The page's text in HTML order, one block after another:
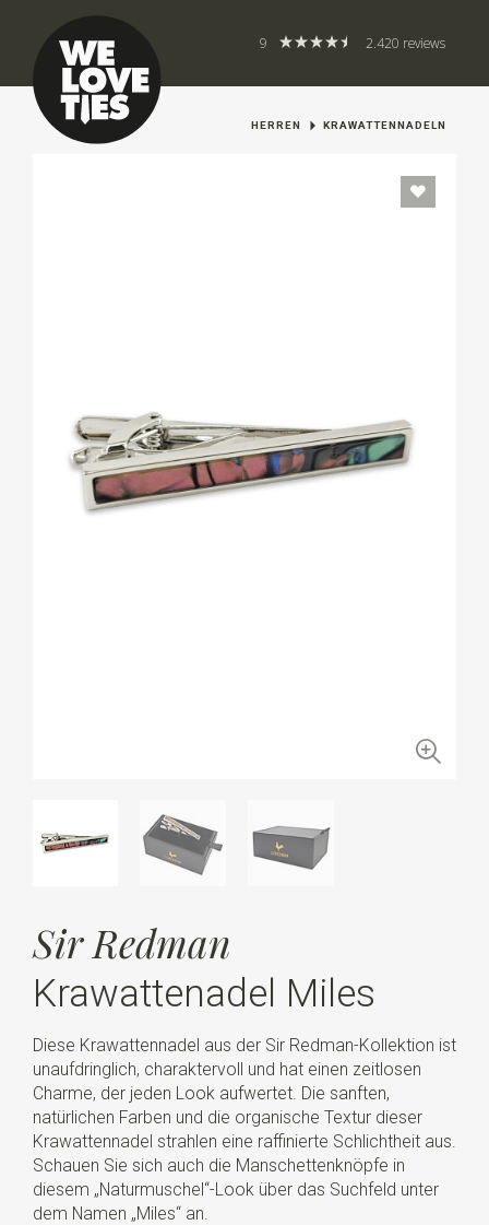
9 2.420 reviews
HERREN KRAWATTENNADELN
Sir Redman
Krawattenadel Miles
Diese Krawattennadel aus der Sir Redman-Kollektion ist
unaufdringlich, charaktervoll und hat einen zeitlosen
Charme, der jeden Look aufwertet. Die sanften,
natürlichen Farben und die organische Textur dieser
Krawattennadel strahlen eine raffinierte Schlichtheit aus.
Schauen Sie sich auch die Manschettenknöpfe in
diesem „Naturmuschel“-Look über das Suchfeld unter
dem Namen „Miles“ an.